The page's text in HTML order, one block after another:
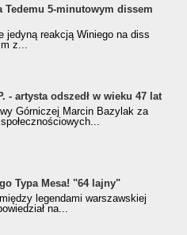
Tedemu 5-minutowym dissem
jedyną reakcją Winiego na diss
z...
- artysta odszedł w wieku 47 lat
Górniczej Marcin Bazylak za
Typa Mesa! "64 lajny"
legendami warszawskiej
na...